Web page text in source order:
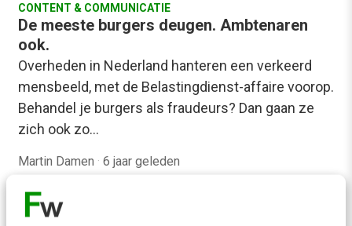
CONTENT & COMMUNICATIE
De meeste burgers deugen. Ambtenaren
ook.
Overheden in Nederland hanteren een verkeerd
mensbeeld, met de Belastingdienst-affaire voorop.
Behandel je burgers als fraudeurs? Dan gaan ze
zich ook zo…
Martin Damen · 6 jaar geleden